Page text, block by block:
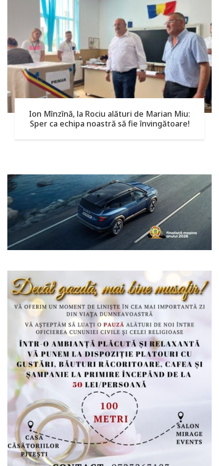
Ion Mînzînă, la Rociu alături de Marian Miu:
Sper ca echipa noastră să fie învingătoare!